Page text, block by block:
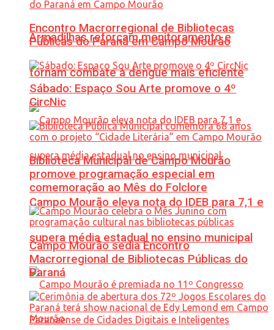
Armadilhas reforçam monitoramento e
tornam combate à dengue mais eficiente
Campo Mourão eleva nota do IDEB para 7,1 e
supera média estadual no ensino municipal
Encontro Macrorregional de Bibliotecas
Públicas do Paraná em Campo Mourão
Sábado: Espaço Sou Arte promove o 4º
CircNic
Biblioteca Municipal de Campo Mourão
promove programação especial em
comemoração ao Mês do Folclore
Campo Mourão sedia Encontro
Macrorregional de Bibliotecas Públicas do
Paraná